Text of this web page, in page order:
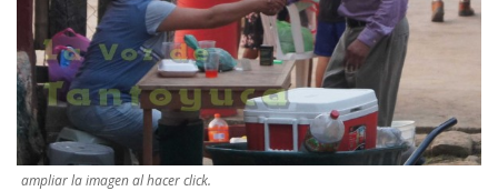
ampliar la imagen al hacer click.